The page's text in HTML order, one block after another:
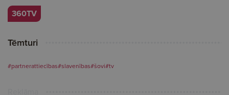
360TV
Tēmturi
#partnerattiecības#slavenības#šovi#tv